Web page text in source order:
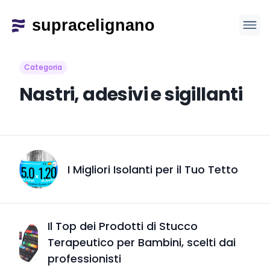
Categoria
Nastri, adesivi e sigillanti
I Migliori Isolanti per il Tuo Tetto
Il Top dei Prodotti di Stucco
Terapeutico per Bambini, scelti dai
professionisti